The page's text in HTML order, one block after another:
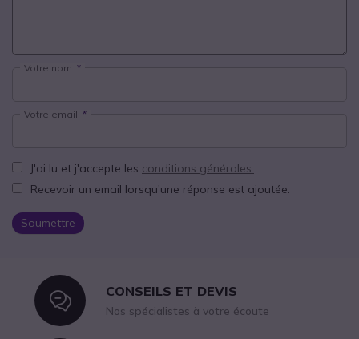
Votre nom:
Votre email:
J'ai lu et j'accepte les conditions générales.
Recevoir un email lorsqu'une réponse est ajoutée.
Soumettre
IconCONSEILS ET DEVIS
Nos spécialistes à votre écoute